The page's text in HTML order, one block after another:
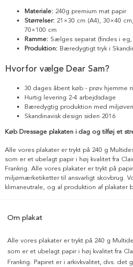
Materiale: 240g premium mat papir
Størrelser: 21×30 cm (A4), 30×40
70×100 cm
Ramme: Sælges separat (findes i
Produktion: Bæredygtigt tryk i
Hvorfor vælge Dear Sam?
30 dages åbent køb - prøv hjemme
Hurtig levering 2-4 arbejdsdage
Bæredygtig produktion med
Skandinavisk design siden 2016
Køb Dressage plakaten i dag og tilføj et
Alle vores plakater er trykt på 240 g
som er et ubelagt papir i høj kvalitet fra
Frankrig. Alle vores plakater er trykt på
miljømærketiketter til ansvarligt skovbrug.
klimaneutrale, og al produktion af plakater
Om plakat
Alle vores plakater er trykt på 240 g
som er et ubelagt papir i høj kvalitet fra
Frankrig. Papiret er i arkivkvalitet, dvs. det